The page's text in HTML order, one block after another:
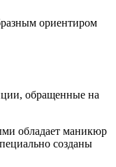
ориентиром
обращенные на
обладает маникюр
созданы